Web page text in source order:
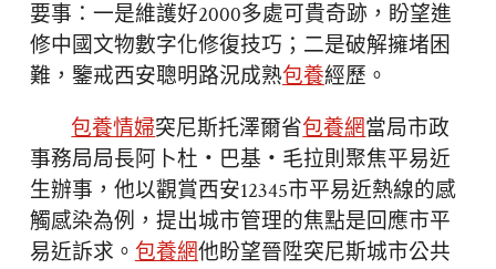
要事：一是維護好2000多處可貴奇跡，盼望進
修中國文物數字化修復技巧；二是破解擁堵困
難，鑒戒西安聰明路況成熟包養經歷。
包養情婦突尼斯托澤爾省包養網當局市政
事務局局長阿卜杜・巴基・毛拉則聚焦平易近
生辦事，他以觀賞西安12345市平易近熱線的感
觸感染為例，提出城市管理的焦點是回應市平
易近訴求。包養網他盼望晉陞突尼斯城市公共